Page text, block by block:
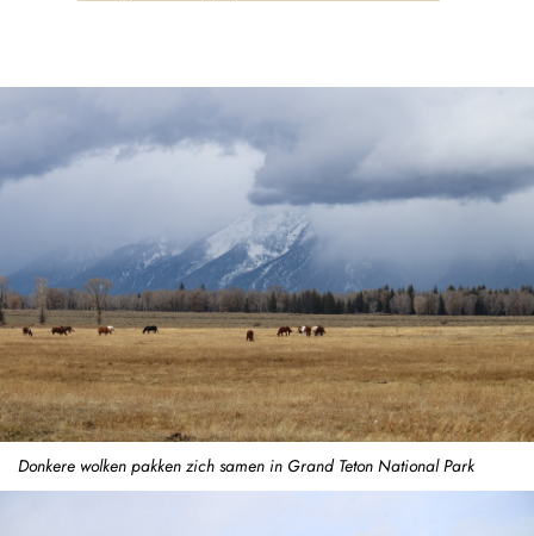
Donkere wolken pakken zich samen in Grand Teton National Park